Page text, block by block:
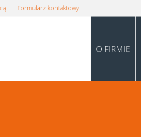
Formularz kontaktowy
O FIRMIE